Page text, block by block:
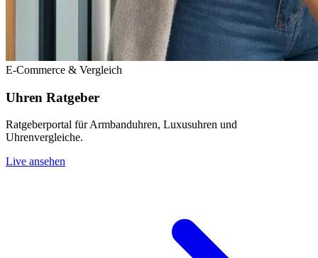
E-Commerce & Vergleich
Uhren Ratgeber
Ratgeberportal für Armbanduhren, Luxusuhren und
Uhrenvergleiche.
Live ansehen